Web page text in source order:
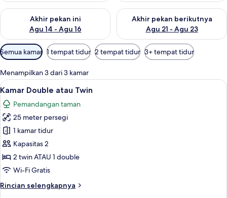
Akhir pekan ini
Agu 14 - Agu 16
Periksa ketersediaan untuk akhir pekan ini Agu 14 - Agu 16
Akhir pekan berikutnya
Agu 21 - Agu 23
Periksa ketersediaan untuk
Filter
tersedia
untuk
kamar
Semua kamar 1 tempat tidur 2 tempat tidur 3+ tempat tidur
Menampilkan 3 dari 3 kamar
Lihat
semua
foto
untuk
Kamar
Double
atau
Twin
Meja kerja, kedap suara, setrika/
36
Kamar Double atau Twin
Pemandangan taman
25 meter persegi
1 kamar tidur
Kapasitas 2
2 twin ATAU 1 double
Wi-Fi Gratis
Rincian selengkapnya
Rincian